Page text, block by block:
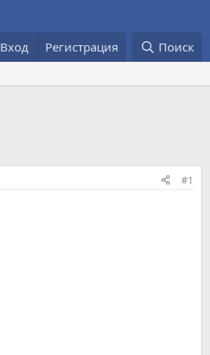
Вход Регистрация Поиск
#1